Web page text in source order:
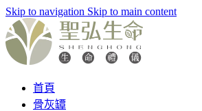
Skip to navigation Skip to main content
首頁
骨灰罈